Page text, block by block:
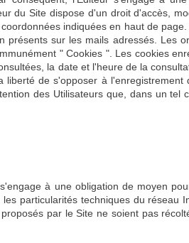
du Site dispose d'un droit d'accès,
indiquées en haut de
présents sur les mails adressés. Les
" Cookies ". Les cookies
la date et l'heure de la
de s'opposer à l'enregistrement
des Utilisateurs que, dans un tel
à une obligation de moyen
particularités techniques du réseau
par le Site ne soient pas